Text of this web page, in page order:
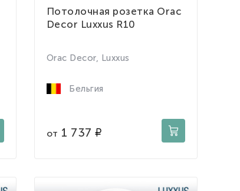
Потолочная розетка Orac
Decor Luxxus R10
Orac Decor, Luxxus
Бельгия
от 1 737